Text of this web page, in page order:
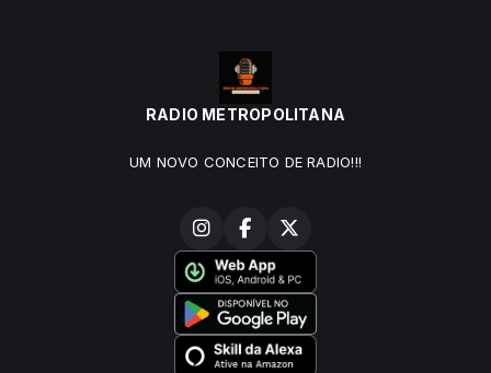
RADIO METROPOLITANA
UM NOVO CONCEITO DE RADIO!!!